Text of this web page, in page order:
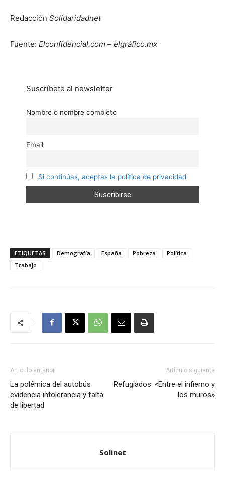
Redacción Solidaridadnet
Fuente: Elconfidencial.com – elgráfico.mx
Suscríbete al newsletter
Nombre o nombre completo
Email
Si continúas, aceptas la política de privacidad
ETIQUETAS Demografía España Pobreza
Política
Trabajo
Artículo anterior
La polémica del autobús
evidencia intolerancia y falta
de libertad
Artículo siguiente
Refugiados: «Entre el infierno y
los muros»
Solinet